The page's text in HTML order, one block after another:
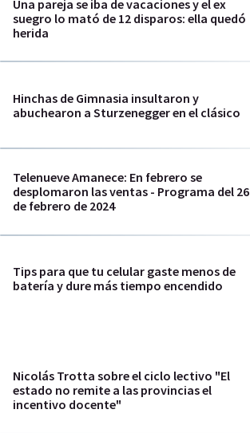
Una pareja se iba de vacaciones y el ex
suegro lo mató de 12 disparos: ella quedó
herida
Hinchas de Gimnasia insultaron y
abuchearon a Sturzenegger en el clásico
Telenueve Amanece: En febrero se
desplomaron las ventas - Programa del 26
de febrero de 2024
Tips para que tu celular gaste menos de
batería y dure más tiempo encendido
Nicolás Trotta sobre el ciclo lectivo "El
estado no remite a las provincias el
incentivo docente"